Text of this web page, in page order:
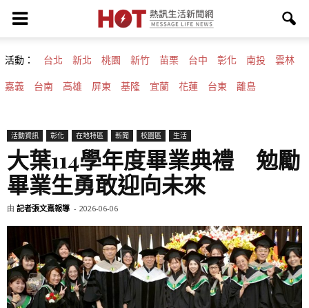
活動： 台北 新北 桃園 新竹 苗栗 台中 彰化 南投 雲林
嘉義 台南 高雄 屏東 基隆 宜蘭 花蓮 台東 離島
活動資訊 彰化 在地特區 新聞 校園區 生活
大葉114學年度畢業典禮 勉勵
畢業生勇敢迎向未來
由 記者張文熹報導 - 2026-06-06